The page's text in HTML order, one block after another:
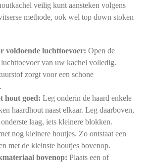
veilig kunt aansteken volgens
methode, ook wel top down stoken
voldoende luchttoevoer: Open de
van uw kachel volledig.
zorgt voor een schone
hout goed: Leg onderin de haard enkele
haardhout naast elkaar. Leg daarboven,
laag, iets kleinere blokken.
nog kleinere houtjes. Zo ontstaat een
met de kleinste houtjes bovenop.
bovenop: Plaats een of